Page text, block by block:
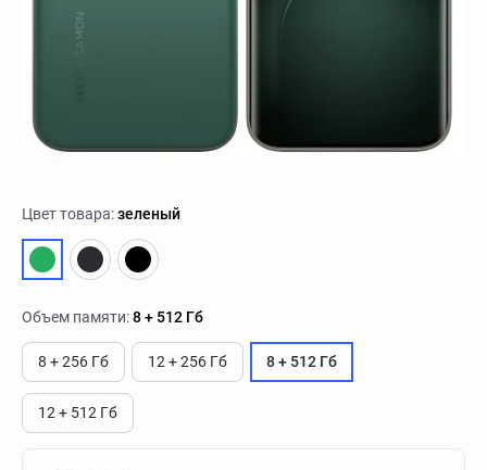
Цвет товара:зеленый
Объем памяти:8 + 512 Гб
8 + 256 Гб 12 + 256 Гб 8 + 512 Гб
12 + 512 Гб